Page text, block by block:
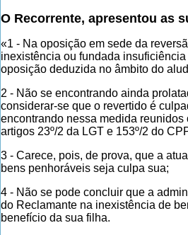
O Recorrente, apresentou as
«1 - Na oposição em sede da
inexistência ou fundada
oposição deduzida no âmbito do
2 - Não se encontrando ainda
considerar-se que o revertido é
encontrando nessa medida
artigos 23º/2 da LGT e 153º/2 do
3 - Carece, pois, de prova, que a
bens penhoráveis seja culpa sua;
4 - Não se pode concluir que a
do Reclamante na inexistência de
benefício da sua filha.